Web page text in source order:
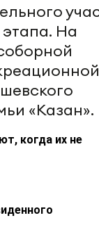
На
«Казан».
когда их не